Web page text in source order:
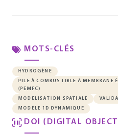
MOTS-CLÉS
HYDROGÈNE
PILE À COMBUSTIBLE À MEMBRANE
(PEMFC)
MODÉLISATION SPATIALE
MODÈLE 1D DYNAMIQUE
DOI (DIGITAL